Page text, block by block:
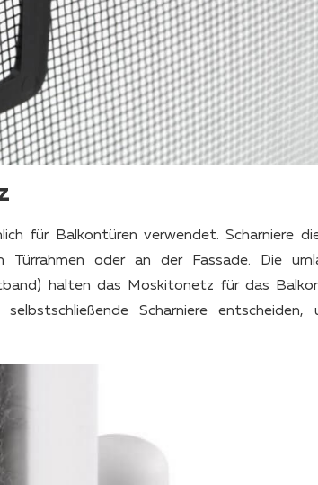
für Balkontüren verwendet. Scharniere
oder an der Fassade. Die
halten das Moskitonetz für das
Scharniere entscheiden,